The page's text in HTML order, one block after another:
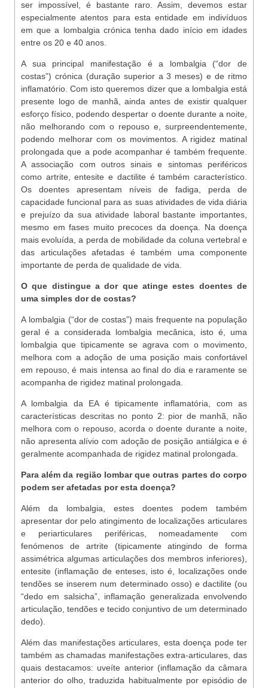
ser impossível, é bastante raro. Assim, devemos estar
especialmente atentos para esta entidade em indivíduos
em que a lombalgia crónica tenha dado início em idades
entre os 20 e 40 anos.
A sua principal manifestação é a lombalgia (“dor de
costas”) crónica (duração superior a 3 meses) e de ritmo
inflamatório. Com isto queremos dizer que a lombalgia está
presente logo de manhã, ainda antes de existir qualquer
esforço físico, podendo despertar o doente durante a noite,
não melhorando com o repouso e, surpreendentemente,
podendo melhorar com os movimentos. A rigidez matinal
prolongada que a pode acompanhar é também frequente.
A associação com outros sinais e sintomas periféricos
como artrite, entesite e dactilite é também característico.
Os doentes apresentam níveis de fadiga, perda de
capacidade funcional para as suas atividades de vida diária
e prejuízo da sua atividade laboral bastante importantes,
mesmo em fases muito precoces da doença. Na doença
mais evoluída, a perda de mobilidade da coluna vertebral e
das articulações afetadas é também uma componente
importante de perda de qualidade de vida.
O que distingue a dor que atinge estes doentes de
uma simples dor de costas?
A lombalgia (“dor de costas”) mais frequente na população
geral é a considerada lombalgia mecânica, isto é, uma
lombalgia que tipicamente se agrava com o movimento,
melhora com a adoção de uma posição mais confortável
em repouso, é mais intensa ao final do dia e raramente se
acompanha de rigidez matinal prolongada.
A lombalgia da EA é tipicamente inflamatória, com as
características descritas no ponto 2: pior de manhã, não
melhora com o repouso, acorda o doente durante a noite,
não apresenta alívio com adoção de posição antiálgica e é
geralmente acompanhada de rigidez matinal prolongada.
Para além da região lombar que outras partes do corpo
podem ser afetadas por esta doença?
Além da lombalgia, estes doentes podem também
apresentar dor pelo atingimento de localizações articulares
e periarticulares periféricas, nomeadamente com
fenómenos de artrite (tipicamente atingindo de forma
assimétrica algumas articulações dos membros inferiores),
entesite (inflamação de enteses, isto é, localizações onde
tendões se inserem num determinado osso) e dactilite (ou
“dedo em salsicha”, inflamação generalizada envolvendo
articulação, tendões e tecido conjuntivo de um determinado
dedo).
Além das manifestações articulares, esta doença pode ter
também as chamadas manifestações extra-articulares, das
quais destacamos: uveíte anterior (inflamação da câmara
anterior do olho, traduzida habitualmente por episódio de